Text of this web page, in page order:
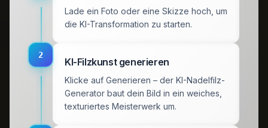
Lade ein Foto oder eine Skizze hoch, um
die KI-Transformation zu starten.
2
KI-Filzkunst generieren
Klicke auf Generieren – der KI-Nadelfilz-
Generator baut dein Bild in ein weiches,
texturiertes Meisterwerk um.